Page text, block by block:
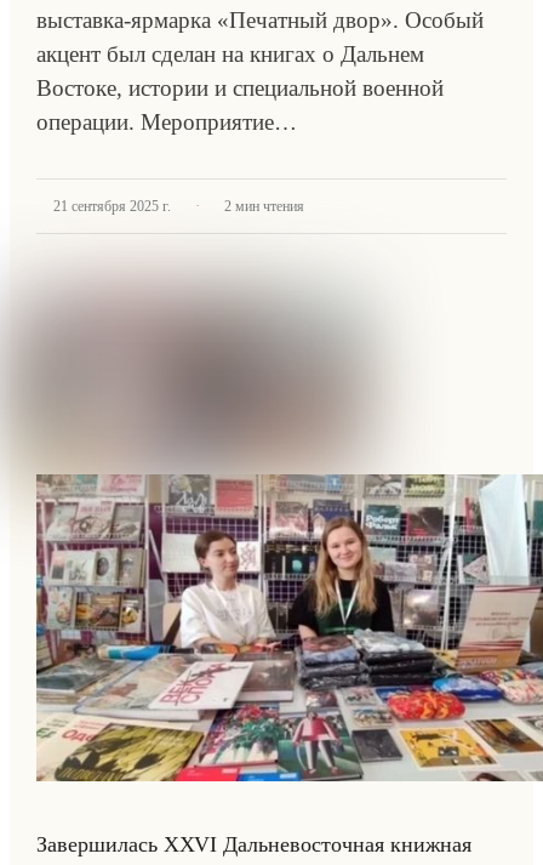
выставка-ярмарка «Печатный двор». Особый
акцент был сделан на книгах о Дальнем
Востоке, истории и специальной военной
операции. Мероприятие…
21 сентября 2025 г. · 2 мин чтения
За­вер­ши­лась XXVI Дальне­во­сточ­ная книж­ная